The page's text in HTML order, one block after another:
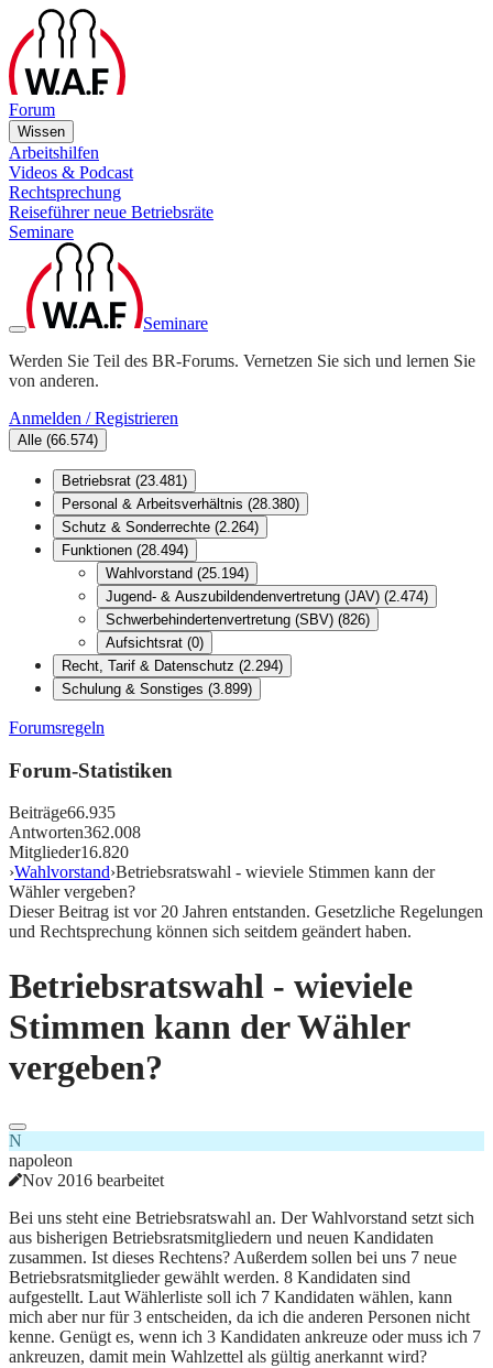
Forum
Wissen
Arbeitshilfen
Videos & Podcast
Rechtsprechung
Reiseführer neue Betriebsräte
Seminare
Seminare
Werden Sie Teil des BR-Forums. Vernetzen Sie sich und lernen Sie
von anderen.
Anmelden / Registrieren
Alle (66.574)
Betriebsrat (23.481)
Personal & Arbeitsverhältnis (28.380)
Schutz & Sonderrechte (2.264)
Funktionen (28.494)
Wahlvorstand (25.194)
Jugend- & Auszubildendenvertretung (JAV) (2.474)
Schwerbehindertenvertretung (SBV) (826)
Aufsichtsrat (0)
Recht, Tarif & Datenschutz (2.294)
Schulung & Sonstiges (3.899)
Forumsregeln
Forum-Statistiken
Beiträge66.935
Antworten362.008
Mitglieder16.820
›Wahlvorstand›Betriebsratswahl - wieviele Stimmen kann der
Wähler vergeben?
Dieser Beitrag ist vor20 Jahren entstanden. Gesetzliche Regelungen
und Rechtsprechung können sich seitdem geändert haben.
Betriebsratswahl - wieviele
Stimmen kann der Wähler
vergeben?
N
napoleon
Nov 2016 bearbeitet
Bei uns steht eine Betriebsratswahl an. Der Wahlvorstand setzt sich
aus bisherigen Betriebsratsmitgliedern und neuen Kandidaten
zusammen. Ist dieses Rechtens? Außerdem sollen bei uns 7 neue
Betriebsratsmitglieder gewählt werden. 8 Kandidaten sind
aufgestellt. Laut Wählerliste soll ich 7 Kandidaten wählen, kann
mich aber nur für 3 entscheiden, da ich die anderen Personen nicht
kenne. Genügt es, wenn ich 3 Kandidaten ankreuze oder muss ich 7
ankreuzen, damit mein Wahlzettel als gültig anerkannt wird?